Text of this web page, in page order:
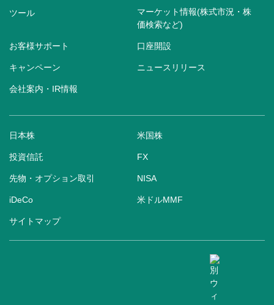
ツール
マーケット情報(株式市況・株
価検索など)
お客様サポート 口座開設
キャンペーン ニュースリリース
会社案内・IR情報
日本株 米国株
投資信託 FX
先物・オプション取引 NISA
iDeCo 米ドルMMF
サイトマップ